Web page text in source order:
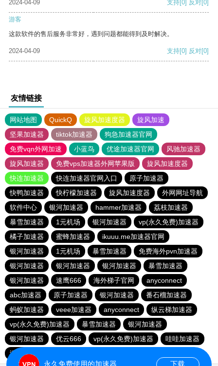
2024-04-09 支持[0] 反对[0]
游客
这款软件的售后服务非常好，遇到问题都能得到及时解决。
2024-04-09 支持[0] 反对[0]
友情链接
网站地图 QuickQ 旋风加速度器
旋风加速
坚果加速器
tiktok加速器
狗急加速器官网
免费vqn外网加速
小蓝鸟 优途加速器官网
风驰加速器
旋风加速器
免费vps加速器外网苹果版
旋风加速度器
快连加速器
快连加速器官网入口
原子加速器
快鸭加速器
快柠檬加速器 旋风加速度器
外网网址导航
软件中心
银河加速器 hammer加速器
荔枝加速器
暴雪加速器
1元机场 银河加速器
vp(永久免费)加速器
橘子加速器
蜜蜂加速器
ikuuu.me加速器官网
银河加速器
1元机场 暴雪加速器
免费海外pvn加速器
银河加速器
银河加速器 银河加速器
暴雪加速器
银河加速器
速鹰666 海外梯子官网
anyconnect
abc加速器
原子加速器 银河加速器
番石榴加速器
蚂蚁加速器
veee加速器 anyconnect
纵云梯加速器
vp(永久免费)加速器
暴雪加速器
银河加速器
银河加速器
优云666 vp(永久免费)加速器
哇哇加速器
海鸥加速器
永久免费使用的加速器 下载